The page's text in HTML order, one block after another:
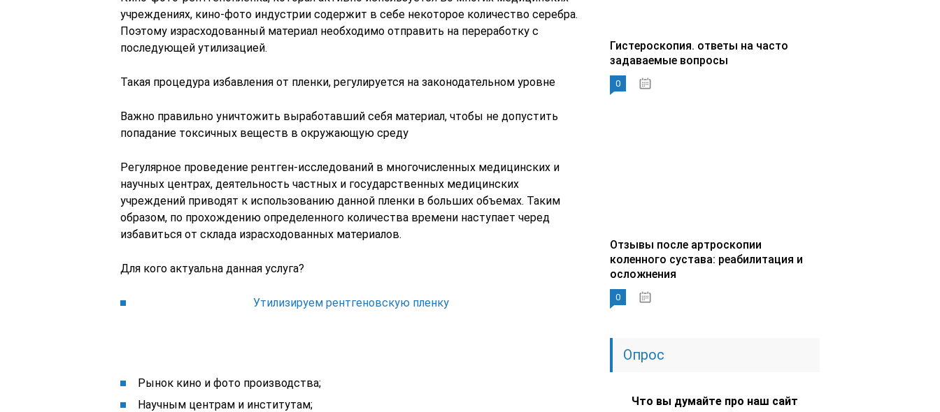
учреждениях, кино-фото индустрии содержит в себе некоторое количество серебра.
Поэтому израсходованный материал необходимо отправить на переработку с
последующей утилизацией.
Такая процедура избавления от пленки, регулируется на законодательном уровне
Важно правильно уничтожить выработавший себя материал, чтобы не допустить
попадание токсичных веществ в окружающую среду
Регулярное проведение рентген-исследований в многочисленных медицинских и
научных центрах, деятельность частных и государственных медицинских
учреждений приводят к использованию данной пленки в больших объемах. Таким
образом, по прохождению определенного количества времени наступает черед
избавиться от склада израсходованных материалов.
Для кого актуальна данная услуга?
Утилизируем рентгеновскую пленку
Рынок кино и фото производства;
Научным центрам и институтам;
Гистероскопия. ответы на часто
задаваемые вопросы
0
Отзывы после артроскопии
коленного сустава: реабилитация и
осложнения
0
Опрос
Что вы думайте про наш сайт